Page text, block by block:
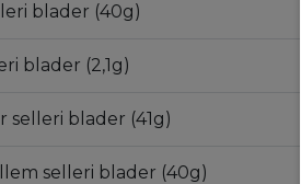
blader (40g)
blader (2,1g)
selleri blader (41g)
selleri blader (40g)